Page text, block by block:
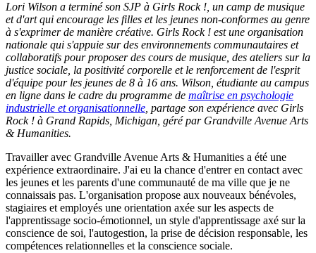
Lori Wilson a terminé son SJP à Girls Rock !, un camp de musique
et d'art qui encourage les filles et les jeunes non-conformes au genre
à s'exprimer de manière créative. Girls Rock ! est une organisation
nationale qui s'appuie sur des environnements communautaires et
collaboratifs pour proposer des cours de musique, des ateliers sur la
justice sociale, la positivité corporelle et le renforcement de l'esprit
d'équipe pour les jeunes de 8 à 16 ans. Wilson, étudiante au campus
en ligne dans le cadre du programme de maîtrise en psychologie
industrielle et organisationnelle , partage son expérience avec Girls
Rock ! à Grand Rapids, Michigan, géré par Grandville Avenue Arts
& Humanities.
Travailler avec Grandville Avenue Arts & Humanities a été une
expérience extraordinaire. J'ai eu la chance d'entrer en contact avec
les jeunes et les parents d'une communauté de ma ville que je ne
connaissais pas. L'organisation propose aux nouveaux bénévoles,
stagiaires et employés une orientation axée sur les aspects de
l'apprentissage socio-émotionnel, un style d'apprentissage axé sur la
conscience de soi, l'autogestion, la prise de décision responsable, les
compétences relationnelles et la conscience sociale.